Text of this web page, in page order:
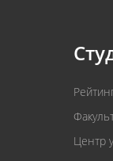
Центр